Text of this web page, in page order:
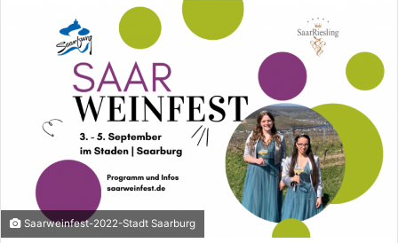
Saarweinfest-2022-Stadt Saarburg